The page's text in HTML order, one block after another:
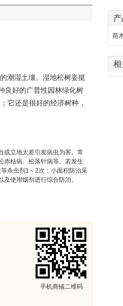
潮湿土壤。湿地松树姿挺
良好的广普性园林绿化树
它还是很好的经济树种，
或立地太差引发病虫为害。常
赤枯病、松落针病等。若发生
杀虫剂1～2次；小面积防治采
使用烟剂进行综合防治。
手机商铺二维码
苗
相